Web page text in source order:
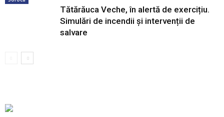
Tătărăuca Veche, în alertă de exercițiu.
Simulări de incendii și intervenții de
salvare